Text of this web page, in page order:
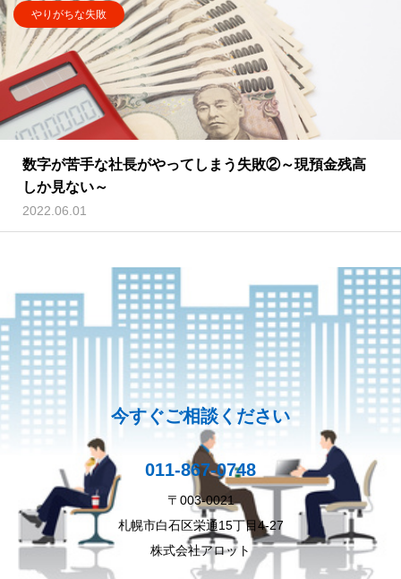
やりがちな失敗
数字が苦手な社長がやってしまう失敗②～現預金残高
しか見ない～
2022.06.01
今すぐご相談ください
011-867-0748
〒003-0021
札幌市白石区栄通15丁目4-27
株式会社アロット